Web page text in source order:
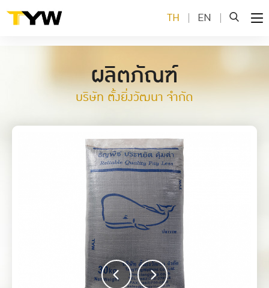
TH EN
ผลิตภัณฑ์
บริษัท ตั้งยิ่งวัฒนา จำกัด